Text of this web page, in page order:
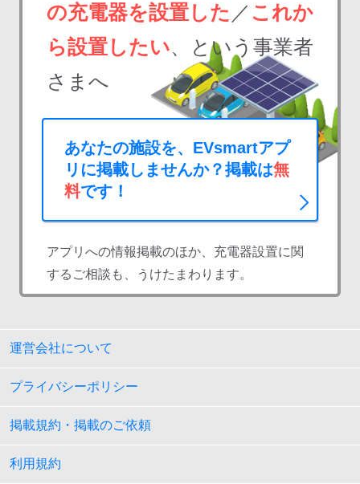
の充電器を設置した ／ これか
ら設置したい、という事業者
さまへ
あなたの施設を、EVsmartアプ
リに掲載しませんか？掲載は無
料です！
アプリへの情報掲載のほか、充電器設置に関
するご相談も、うけたまわります。
運営会社について
プライバシーポリシー
掲載規約・掲載のご依頼
利用規約